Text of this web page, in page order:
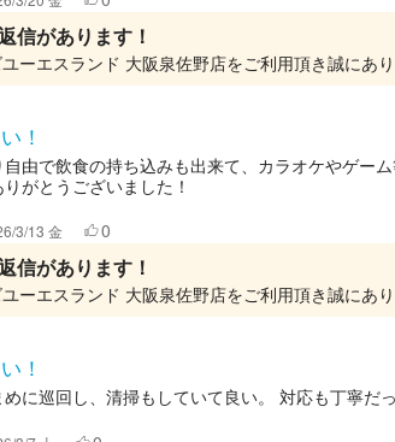
信があります！
！
由で飲食の持ち込みも出来て、カラオケやゲー
がとうございました！
3/13 金 0
信があります！
！
に巡回し、清掃もしていて良い。 対応も丁寧だ